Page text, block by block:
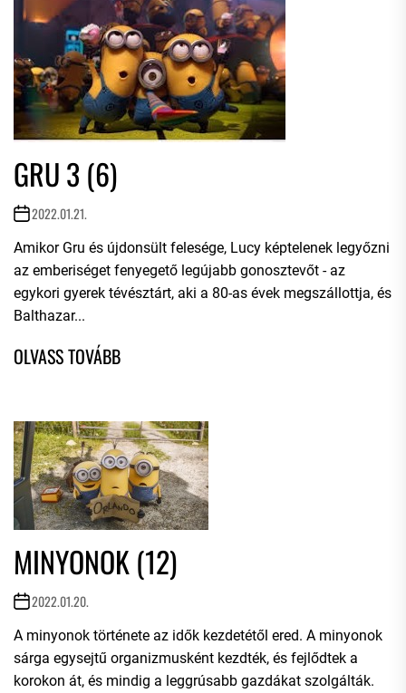
GRU 3 (6)
2022.01.21.
Amikor Gru és újdonsült felesége, Lucy képtelenek legyőzni
az emberiséget fenyegető legújabb gonosztevőt - az
egykori gyerek tévésztárt, aki a 80-as évek megszállottja, és
Balthazar...
MINYONOK (12)
2022.01.20.
A minyonok története az idők kezdetétől ered. A minyonok
sárga egysejtű organizmusként kezdték, és fejlődtek a
korokon át, és mindig a leggrúsabb gazdákat szolgálták.